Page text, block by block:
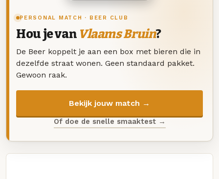
PERSONAL MATCH · BEER CLUB
Hou je van Vlaams Bruin?
De Beer koppelt je aan een box met bieren die in
dezelfde straat wonen. Geen standaard pakket.
Gewoon raak.
Bekijk jouw match →
Of doe de snelle smaaktest →